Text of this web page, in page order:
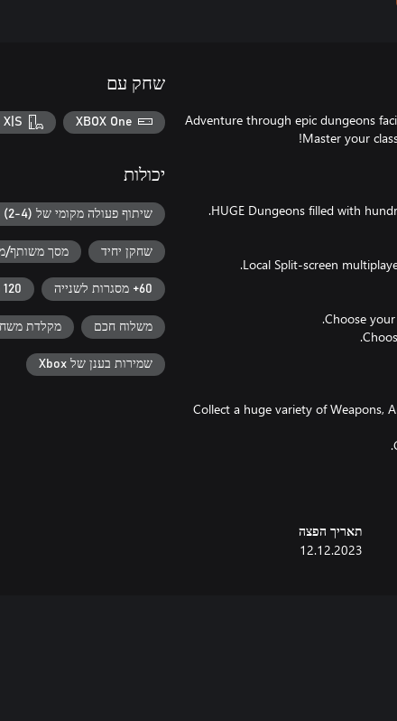
Adventure through epic dungeons
* Collect a huge variety of
תאריך הפצה
12.12.2023
שחק עם
XBOX One
X|S
יכולות
שיתוף פעולה מקומי של Xbox (2-4)
שחקן יחיד מסך משותף/
60+ מסגרות לשנייה 120 מסגרות לשנייה
משלוח חכם מקלדת
שמירות בענן של Xbox